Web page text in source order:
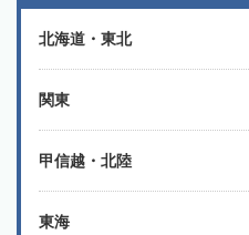
北海道・東北
関東
甲信越・北陸
東海